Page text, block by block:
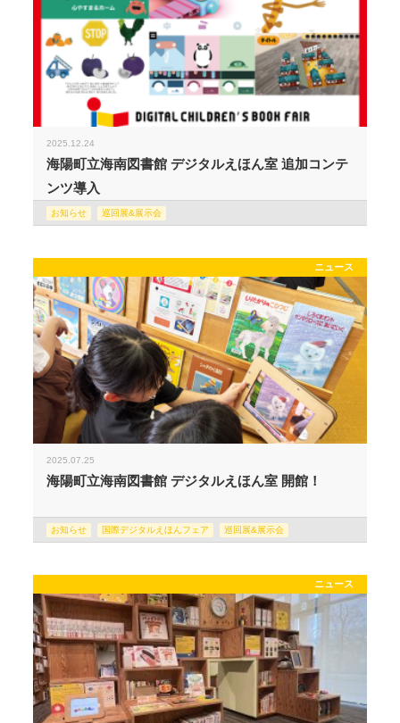
2025.12.24
海陽町立海南図書館 デジタルえほん室 追加コンテ
ンツ導入
お知らせ 巡回展&展示会
ニュース
2025.07.25
海陽町立海南図書館 デジタルえほん室 開館！
お知らせ 国際デジタルえほんフェア 巡回展&展示会
ニュース